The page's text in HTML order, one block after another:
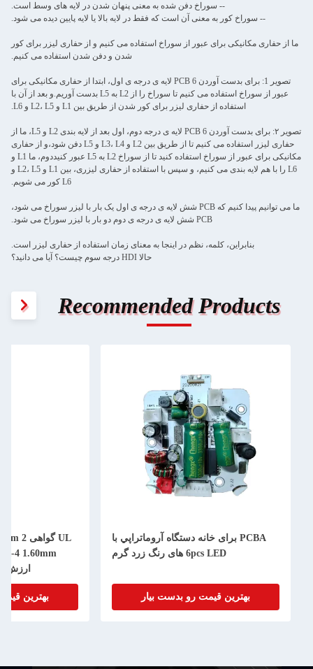
-- سوراخ دفن شده به معنی پنهان شدن در لایه های وسط است.
-- سوراخ کور به معنی آن است که فقط در لایه بالا یا لایه پایین دیده می شود.
ما از حفاری مکانیکی برای عبور از سوراخ استفاده می کنیم و از حفاری لیزر برای کور
شدن و دفن شدن استفاده می کنیم.
تصویر 1: برای بدست آوردن PCB 6 لایه ی درجه ی اول، ابتدا از حفاری مکانیکی برای
عبور از سوراخ استفاده می کنیم تا سوراخ را از L2 به L5 بدست آوریم.و بعد از آن با
استفاده از حفاری لیزر برای کور شدن از طریق بین L1 و L2، L5 و L6.
تصویر ۲: برای بدست آوردن PCB 6 لایه ی درجه دوم، اول بعد از لایه بندی L2 و L5، ما از
حفاری لیزر استفاده می کنیم تا از طریق بین L2 و L3، L4 و L5 دفن شود،و از حفاری
مکانیکی برای عبور از سوراخ استفاده کنید تا از سوراخ L2 به L5 عبور کنیددوم، ما L1 و
L6 را با هم لایه بندی می کنیم، و سپس با استفاده از حفاری لیزری، بین L1 و L2، L5 و
L6 کور می شویم.
ما می توانیم پیدا کنیم که PCB شش لایه ی درجه ی اول یک بار با لیزر سوراخ می شود،
PCB شش لایه ی درجه ی دوم دو بار با لیزر سوراخ می شود.
بنابراین، کلمه، نظم در اینجا به معنای زمان استفاده از حفاری لیزر است.
حالا HDI درجه سوم چیست؟ آیا می دانید؟
Recommended Products
PCBA برای خانه دستگاه آروماتراپي با
6pcs LED های رنگ زرد گرم
بهترین قیمت رو بدست بیار
ارزش PCBA سیستم محصول
بهترین